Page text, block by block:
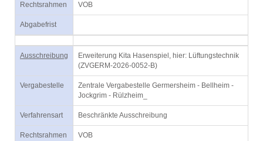
Rechtsrahmen VOB
Abgabefrist
Ausschreibung
Erweiterung Kita Hasenspiel, hier: Lüftungstechnik
(ZVGERM-2026-0052-B)
Vergabestelle
Zentrale Vergabestelle Germersheim - Bellheim -
Jockgrim - Rülzheim_
Verfahrensart Beschränkte Ausschreibung
Rechtsrahmen VOB